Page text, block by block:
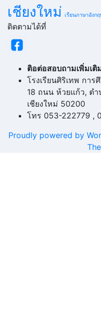
เชียงใหม่ เรียนภาษาอังก
ติดตามได้ที่
ติอต่อสอบถามเพิ่มเติ
โรงเรียนศิริเทพ กา
18 ถนน ห้วยแก้ว, ตำ
เชียงใหม่ 50200
โทร 053-222779 ,
Proudly powered by